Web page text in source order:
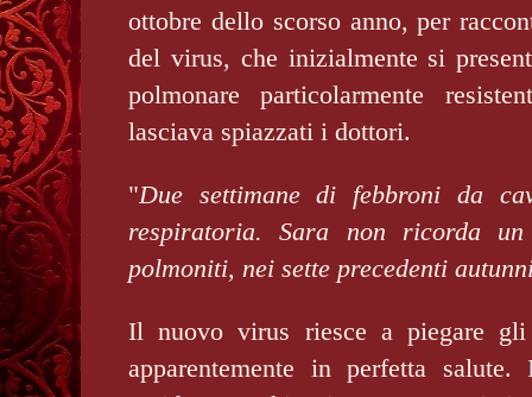
ottobre dello scorso anno, per
del virus, che inizialmente si
polmonare particolarmente
lasciava spiazzati i dottori.
"Due settimane di febbroni da
respiratoria. Sara non ricorda
polmoniti, nei sette precedenti
Il nuovo virus riesce a piegare
apparentemente in perfetta